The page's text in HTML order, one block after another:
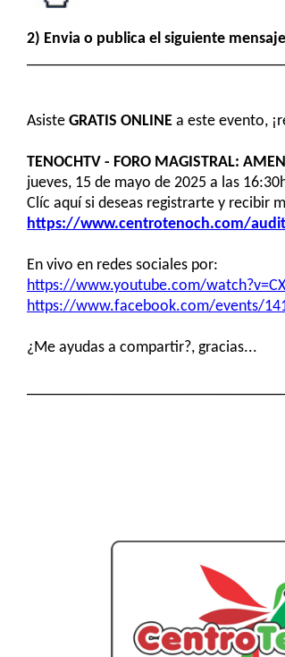
2) Envia o publica el siguiente
Asiste GRATIS ONLINE a este evento,
TENOCHTV - FORO MAGISTRAL:
jueves, 15 de mayo de 2025 a las
Clíc aquí si deseas registrarte y recibir
https://www.centrotenoch.com/
En vivo en redes sociales por:
https://www.youtube.com/
https://www.facebook.com/events/
¿Me ayudas a compartir?, gracias...